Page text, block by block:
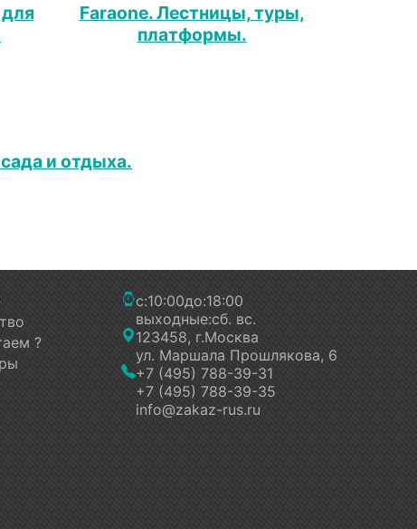
Faraone. Лестницы, туры,
платформы.
и отдыха.
?
с:10:00до:18:00
выходные:сб. вс.
123458, г.Москва
ул. Маршала Прошлякова, 6
+7 (495) 788-39-31
+7 (495) 788-39-35
info@zakaz-rus.ru